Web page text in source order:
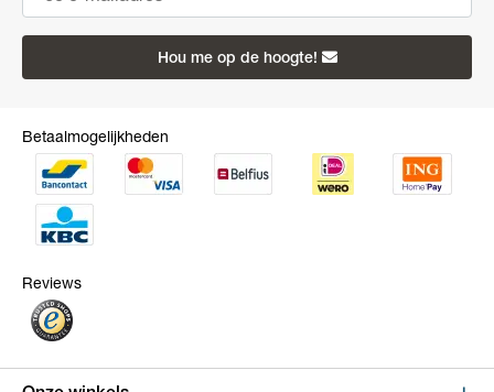
Hou me op de hoogte!
Betaalmogelijkheden
Reviews